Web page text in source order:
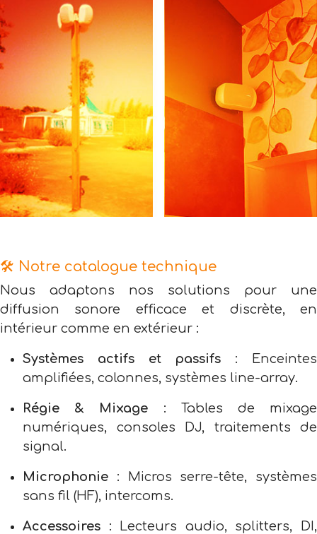
🛠️ Notre catalogue technique
Nous adaptons nos solutions pour une
diffusion sonore efficace et discrète, en
intérieur comme en extérieur :
Systèmes actifs et passifs : Enceintes
amplifiées, colonnes, systèmes line-array.
Régie & Mixage : Tables de mixage
numériques, consoles DJ, traitements de
signal.
Microphonie : Micros serre-tête, systèmes
sans fil (HF), intercoms.
Accessoires : Lecteurs audio, splitters, DI,